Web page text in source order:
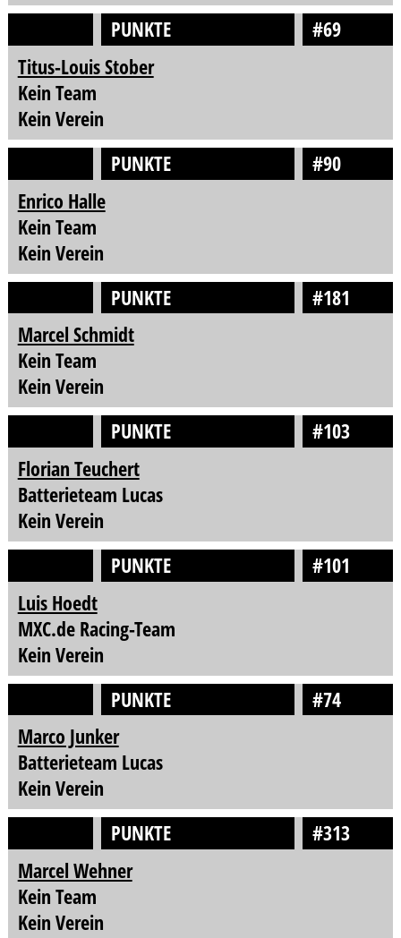
PUNKTE
#69
Titus-Louis Stober
Kein Team
Kein Verein
PUNKTE
#90
Enrico Halle
Kein Team
Kein Verein
PUNKTE
#181
Marcel Schmidt
Kein Team
Kein Verein
PUNKTE
#103
Florian Teuchert
Batterieteam Lucas
Kein Verein
PUNKTE
#101
Luis Hoedt
MXC.de Racing-Team
Kein Verein
PUNKTE
#74
Marco Junker
Batterieteam Lucas
Kein Verein
PUNKTE
#313
Marcel Wehner
Kein Team
Kein Verein